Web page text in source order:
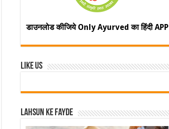
डाउनलोड कीजिये Only Ayurved का हिंदी APP
Like Us
Lahsun ke fayde